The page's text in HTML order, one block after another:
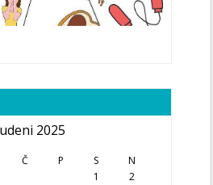
2025
Č P S N
1
2